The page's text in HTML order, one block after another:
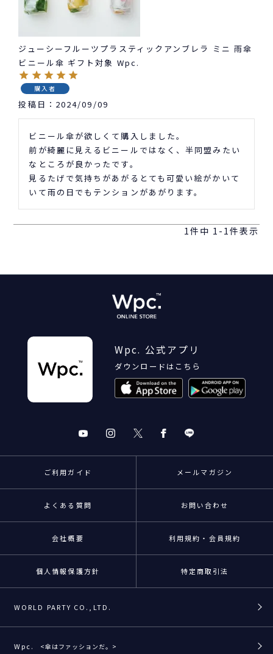
ジューシーフルーツプラスティックアンブレラ ミニ 雨傘
ビニール傘 ギフト対象 Wpc.
購入者
投稿日 2024/09/09
ビニール傘が欲しくて購入しました。
前が綺麗に見えるビニールではなく、半同盟みたい
なところが良かったです。
見るたげで気持ちがあがるとても可愛い絵がかいて
いて雨の日でもテンションがあがります。
1件中 1 - 1件表示
Wpc. 公式アプリ
ダウンロードはこちら
ご利用ガイド メールマガジン
よくある質問 お問い合わせ
会社概要 利用規約・会員規約
個人情報保護方針 特定商取引法
WORLD PARTY CO.,LTD.
Wpc. <傘はファッションだ。>